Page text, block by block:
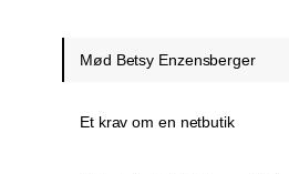
Mød Betsy Enzensberger
Et krav om en netbutik